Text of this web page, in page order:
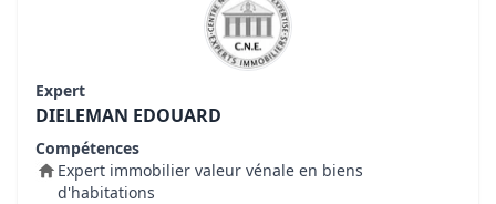
Expert
DIELEMAN EDOUARD
Compétences
Expert immobilier valeur vénale en biens
d'habitations